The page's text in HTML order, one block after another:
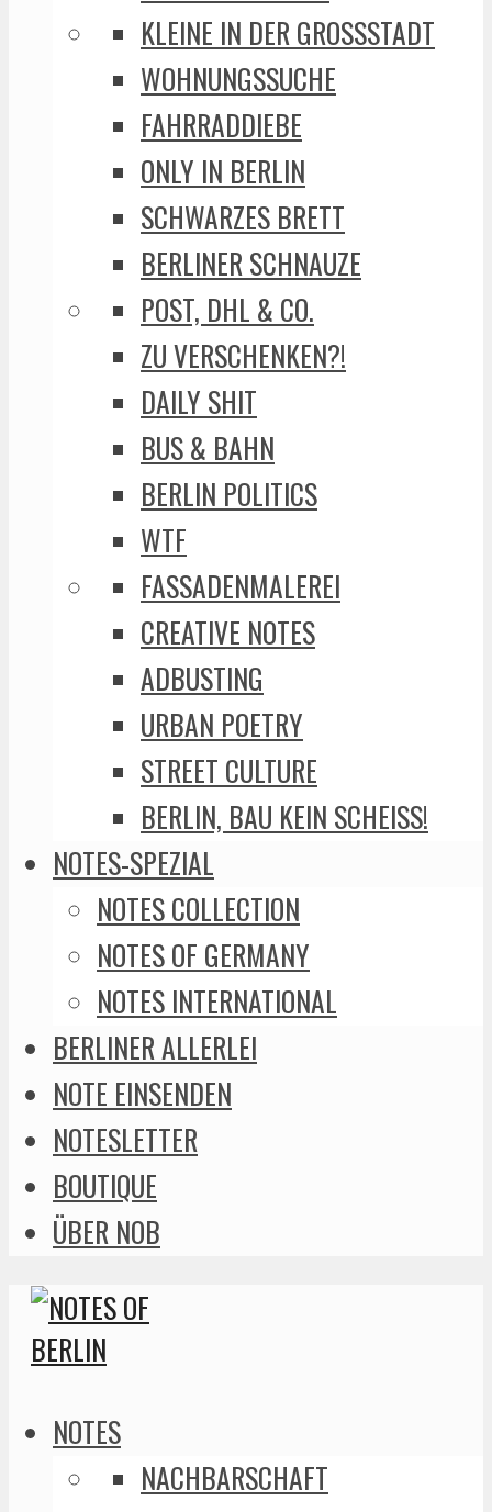
KLEINE IN DER GROSSSTADT
WOHNUNGSSUCHE
FAHRRADDIEBE
ONLY IN BERLIN
SCHWARZES BRETT
BERLINER SCHNAUZE
POST, DHL & CO.
ZU VERSCHENKEN?!
DAILY SHIT
BUS & BAHN
BERLIN POLITICS
WTF
FASSADENMALEREI
CREATIVE NOTES
ADBUSTING
URBAN POETRY
STREET CULTURE
BERLIN, BAU KEIN SCHEISS!
NOTES-SPEZIAL
NOTES COLLECTION
NOTES OF GERMANY
NOTES INTERNATIONAL
BERLINER ALLERLEI
NOTE EINSENDEN
NOTESLETTER
BOUTIQUE
ÜBER NOB
NOTES
NACHBARSCHAFT